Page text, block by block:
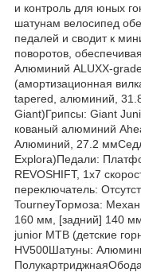
и контроль для юных
шатунам велосипед
педалей и сводит к
поворотов,
Алюминий ALUXX-
(амортизационная
tapered, алюминий,
Giant)Грипсы: Giant
кованый алюминий
Алюминий, 27.2
Explora)Педали:
REVOSHIFT, 1x7
переключатель:
TourneyТормоза:
160 мм, [задний] 140
junior MTB (детские
HV500Шатуны: